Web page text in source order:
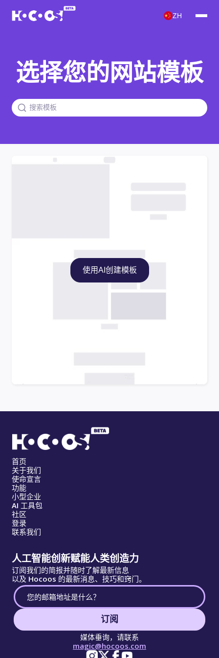
ZH
选择您的网站模板
使用AI创建模板
首页
关于我们
使命宣言
功能
小型企业
AI 工具包
社区
登录
联系我们
人工智能创新赋能人类创造力
订阅我们的简报并随时了解最新信息
以及 Hocoos 的最新消息、技巧和窍门。
订阅
媒体垂询，请联系
magic@hocoos.com